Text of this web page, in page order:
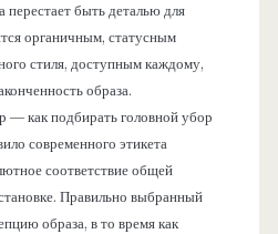
быть деталью для
органичным, статусным
стиля, доступным каждому,
образа.
— как подбирать головной убор
современного этикета
соответствие общей
Правильно выбранный
образа, в то время как